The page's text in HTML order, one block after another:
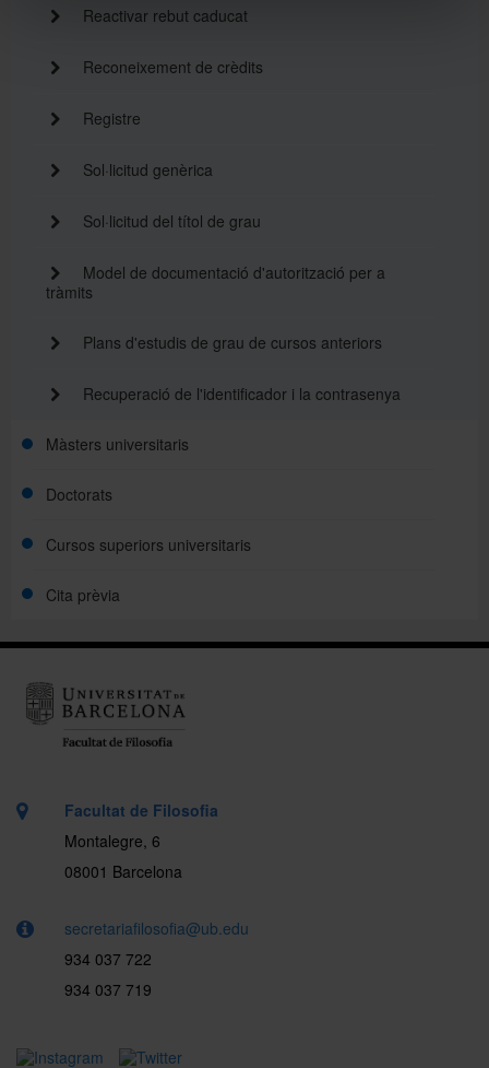
Reactivar rebut caducat
Reconeixement de crèdits
Registre
Sol·licitud genèrica
Sol·licitud del títol de grau
Model de documentació d'autorització per a
tràmits
Plans d'estudis de grau de cursos anteriors
Recuperació de l'identificador i la contrasenya
Màsters universitaris
Doctorats
Cursos superiors universitaris
Cita prèvia
Facultat de Filosofia
Montalegre, 6
08001 Barcelona
secretariafilosofia@ub.edu
934 037 722
934 037 719